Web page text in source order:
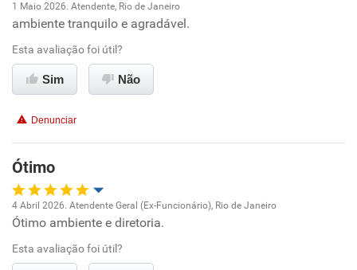
Conciliação com a vida familiar
Benefícios
Não recomenda esta empresa
Não recomenda a diretoria
Oportunidade de promoção
Ambiente de trabalho
Benefícios
Recomenda esta empresa
Recomenda a diretoria
1 Maio 2026. Atendente, Rio de Janeiro
ambiente tranquilo e agradável.
Esta avaliação foi útil?
Sim Não
Denunciar
Ótimo
Oportunidade de promoção
Ambiente de trabalho
4 Abril 2026. Atendente Geral (Ex-Funcionário), Rio de Janeiro
Ótimo ambiente e diretoria.
Esta avaliação foi útil?